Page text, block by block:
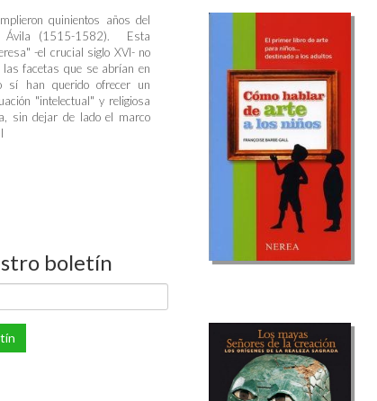
quinientos años del
Ávila (1515-1582). Esta
-el crucial siglo XVI- no
facetas que se abrían en
sí han querido ofrecer un
"intelectual" y religiosa
sin dejar de lado el marco
boletín